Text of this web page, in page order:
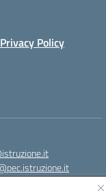
Privacy Policy